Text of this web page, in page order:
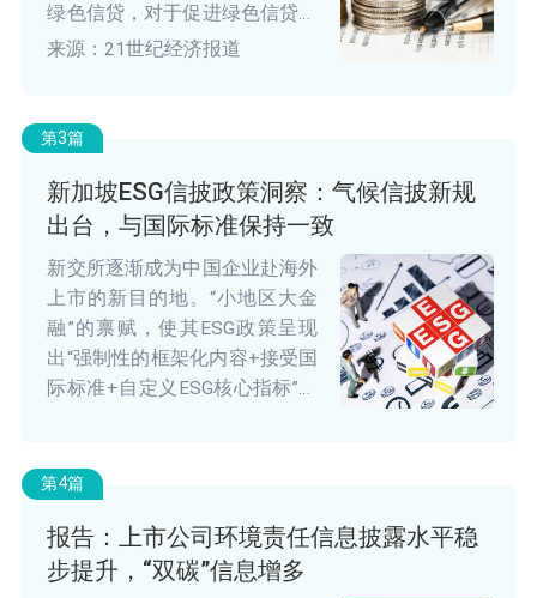
绿色信贷，对于促进绿色信贷长
足发展非常重要。
来源：21世纪经济报道
第3篇
新加坡ESG信披政策洞察：气候信披新规
出台，与国际标准保持一致
新交所逐渐成为中国企业赴海外
上市的新目的地。“小地区大金
融”的禀赋，使其ESG政策呈现
出“强制性的框架化内容+接受国
际标准+自定义ESG核心指标”三
第4篇
报告：上市公司环境责任信息披露水平稳
步提升，“双碳”信息增多